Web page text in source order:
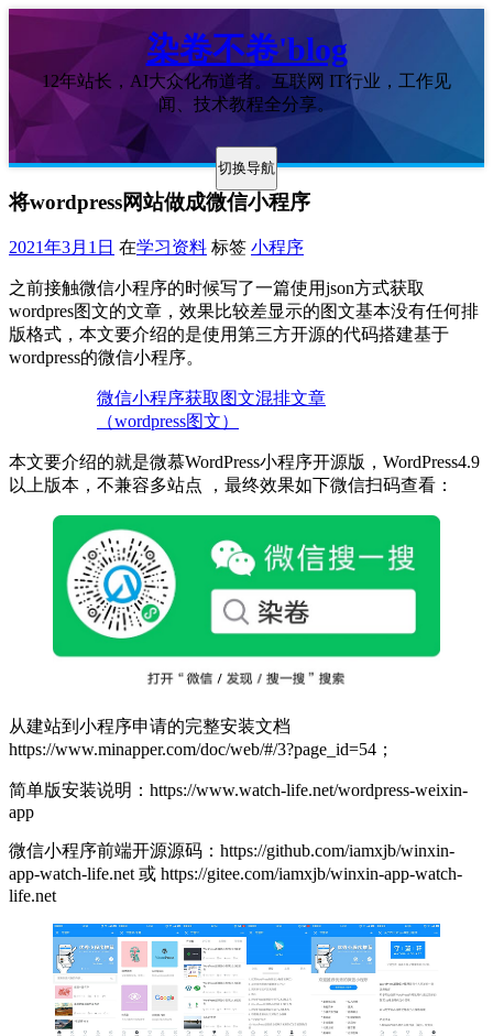
染卷不卷'blog
12年站长，AI大众化布道者。互联网 IT行业，工作见
闻、技术教程全分享。
切换导航
将wordpress网站做成微信小程序
2021年3月1日 在学习资料 标签 小程序
之前接触微信小程序的时候写了一篇使用json方式获取
wordpres图文的文章，效果比较差显示的图文基本没有任何排
版格式，本文要介绍的是使用第三方开源的代码搭建基于
wordpress的微信小程序。
微信小程序获取图文混排文章
（wordpress图文）
本文要介绍的就是微慕WordPress小程序开源版，WordPress4.9
以上版本，不兼容多站点 ，最终效果如下微信扫码查看：
从建站到小程序申请的完整安装文档
https://www.minapper.com/doc/web/#/3?page_id=54；
简单版安装说明：https://www.watch-life.net/wordpress-weixin-
app
微信小程序前端开源源码：https://github.com/iamxjb/winxin-
app-watch-life.net 或 https://gitee.com/iamxjb/winxin-app-watch-
life.net